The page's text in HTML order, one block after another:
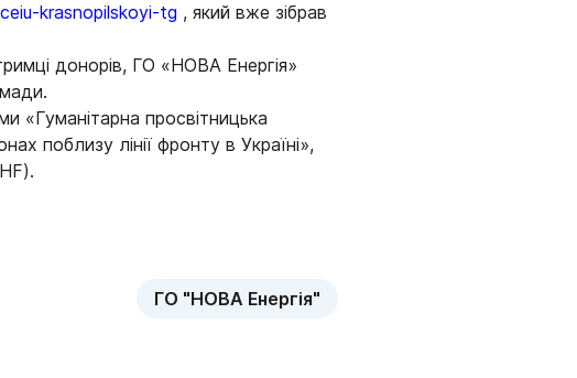
krasnopilskoyi-tg , який вже зібрав
донорів, ГО «НОВА Енергія»
просвітницька
поблизу лінії фронту в Україні»,
ГО "НОВА Енергія"